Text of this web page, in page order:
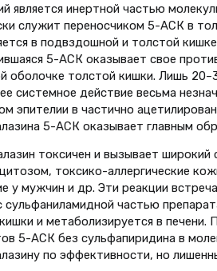
является инертной частью
служит переносчиком 5-АСК в
в подвздошной и толстой
5-АСК оказывает свое
оболочке толстой кишки. Лишь
системное действие весьма
эпителии в частично
5-АСК оказывает главным
токсичен и вызывает
токсико-аллергические
у мужчин и др. Эти реакции
сульфаниламидной частью
и метаболизируется в
5-АСК без сульфапиридина в
по эффективности, но